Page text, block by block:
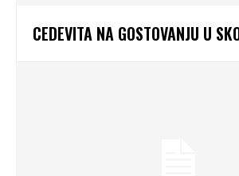
CEDEVITA NA GOSTOVANJU U